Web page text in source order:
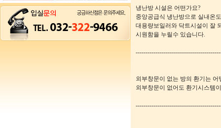
냉난방 시설은 어떤가요?
중앙공급식 냉난방으로 실내온
대용량보일러와 닥트시설이 잘
시원함을 누릴수 있습니다.
외부창문이 없는 방의 환기는 어
외부창문이 없어도 환기시스템